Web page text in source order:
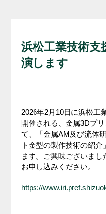
浜松工業技術支
演します
2026年2月10日に浜松工
開催される、金属3Dプ
て、「金属AM及び流体
ト金型の製作技術の紹
ます。ご興味ございま
お申し込みください。
https://